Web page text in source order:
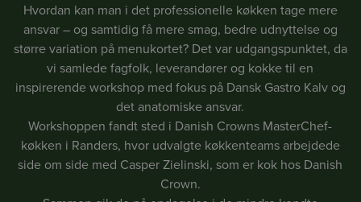
Hvordan kan man i det professionelle køkken tage mere
ansvar – og samtidig få mere smag, bedre udnyttelse og
større variation på menukortet? Det var udgangspunktet, da
vi samlede fagfolk, leverandører og kokke til en
inspirerende workshop med fokus på Dansk Gastro Kalv og
det anatomiske ansvar.
Workshoppen fandt sted i Danish Crowns MasterChef-
køkken i Randers, hvor udvalgte køkkenteams arbejdede
side om side med Casper Zielinski, som er kok hos Danish
Crown.